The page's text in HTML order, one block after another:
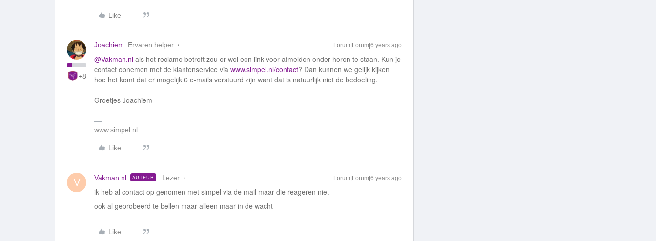
Like
+8
Joachiem Ervaren helper Forum|Forum|6 years ago
@Vakman.nl als het reclame betreft zou er wel een link voor afmelden onder horen te staan. Kun je
contact opnemen met de klantenservice via www.simpel.nl/contact? Dan kunnen we gelijk kijken
hoe het komt dat er mogelijk 6 e-mails verstuurd zijn want dat is natuurlijk niet de bedoeling.
Groetjes Joachiem
www.simpel.nl
Like
V Vakman.nl AUTEUR Lezer Forum|Forum|6 years ago
ik heb al contact op genomen met simpel via de mail maar die reageren niet
ook al geprobeerd te bellen maar alleen maar in de wacht
Like